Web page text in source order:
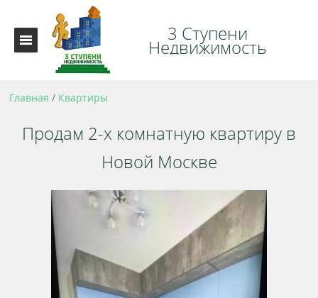
3 Ступени
Недвижимость
Главная / Квартиры
Продам 2-х комнатную квартиру в
Новой Москве